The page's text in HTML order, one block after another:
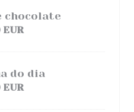
chocolate
EUR
do dia
EUR